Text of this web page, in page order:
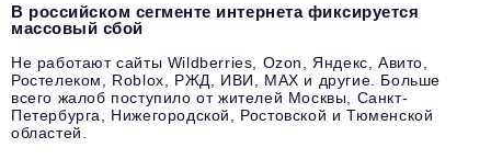
В российском сегменте интернета фиксируется
массовый сбой
Не работают сайты Wildberries, Ozon, Яндекс, Авито,
Ростелеком, Roblox, РЖД, ИВИ, MAX и другие. Больше
всего жалоб поступило от жителей Москвы, Санкт-
Петербурга, Нижегородской, Ростовской и Тюменской
областей.